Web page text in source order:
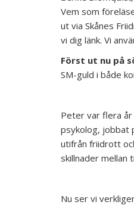
Vem som
ut via Skånes
vi dig länk. Vi
Först ut nu på
SM-guld i både
Peter var flera år
psykolog, jobbat
utifrån friidrott
skillnader mellan
Nu ser vi